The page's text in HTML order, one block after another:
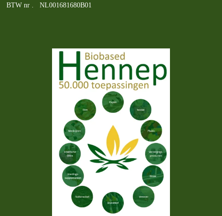
BTW nr . NL001681680B01